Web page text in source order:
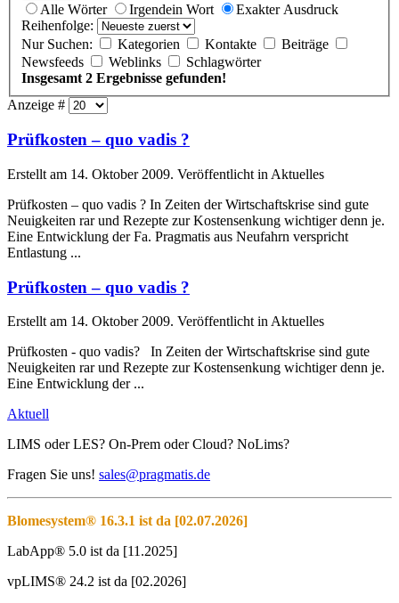
Alle Wörter Irgendein Wort
Exakter Ausdruck
Reihenfolge:
Nur Suchen:
Kategorien Kontakte
Beiträge
Newsfeeds
Weblinks
Schlagwörter
Insgesamt 2 Ergebnisse gefunden!
Anzeige #
Prüfkosten– quo vadis ?
Erstellt am 14. Oktober 2009. Veröffentlicht in Aktuelles
Prüfkosten – quo vadis ? In Zeiten der Wirtschaftskrise sind gute
Neuigkeiten rar und Rezepte zur Kostensenkung wichtiger denn je.
Eine Entwicklung der Fa. Pragmatis aus Neufahrn verspricht
Entlastung ...
Prüfkosten – quo vadis ?
Erstellt am 14. Oktober 2009. Veröffentlicht in Aktuelles
Prüfkosten - quo vadis? In Zeiten der Wirtschaftskrise sind gute
Neuigkeiten rar und Rezepte zur Kostensenkung wichtiger denn je.
Eine Entwicklung der ...
Aktuell
LIMS oder LES? On-Prem oder Cloud? NoLims?
Fragen Sie uns! sales@pragmatis.de
Blomesystem® 16.3.1 ist da [02.07.2026]
LabApp® 5.0 ist da [11.2025]
vpLIMS® 24.2 ist da [02.2026]